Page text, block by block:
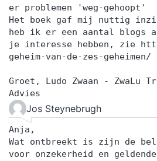
er problemen 'weg-gehoopt'
Het boek gaf mij nuttig
heb ik er een aantal blogs
je interesse hebben, zie
geheim-van-de-zes-geheimen/
Groet, Ludo Zwaan - ZwaLu
Advies
Jos Steynebrugh
Anja,
Wat ontbreekt is zijn de
voor onzekerheid en